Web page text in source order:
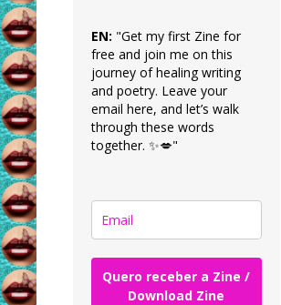
EN: "Get my first Zine for
free and join me on this
journey of healing writing
and poetry. Leave your
email here, and let’s walk
through these words
together. ✨💋"
Quero receber a Zine /
Download Zine